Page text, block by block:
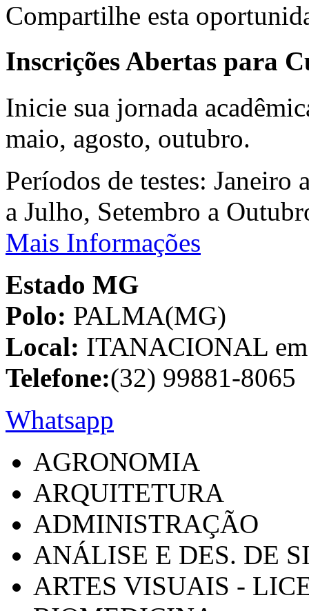
Compartilhe esta
Inscrições Abertas para
Inicie sua jornada
maio, agosto, outubro.
Períodos de testes:
a Julho, Setembro a
Mais Informações
Estado MG
Polo: PALMA(MG)
Local: ITANACIONAL
Telefone:(32) 99881-8065
Whatsapp
AGRONOMIA
ARQUITETURA
ADMINISTRAÇÃO
ANÁLISE E DES. DE
ARTES VISUAIS -